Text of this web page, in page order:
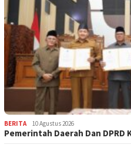
BERITA 10 Agustus 2026
Pemerintah Daerah Dan